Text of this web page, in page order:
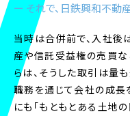
2025.8.1
新卒採
リニュー
2025.6.2
2025年
しました。
ー それで、日鉄興和不動
当時は合併前で、入社
産や信託受益権の売買な
らは、そうした取引は量
職務を通じて会社の成長
にも「もともとある土地